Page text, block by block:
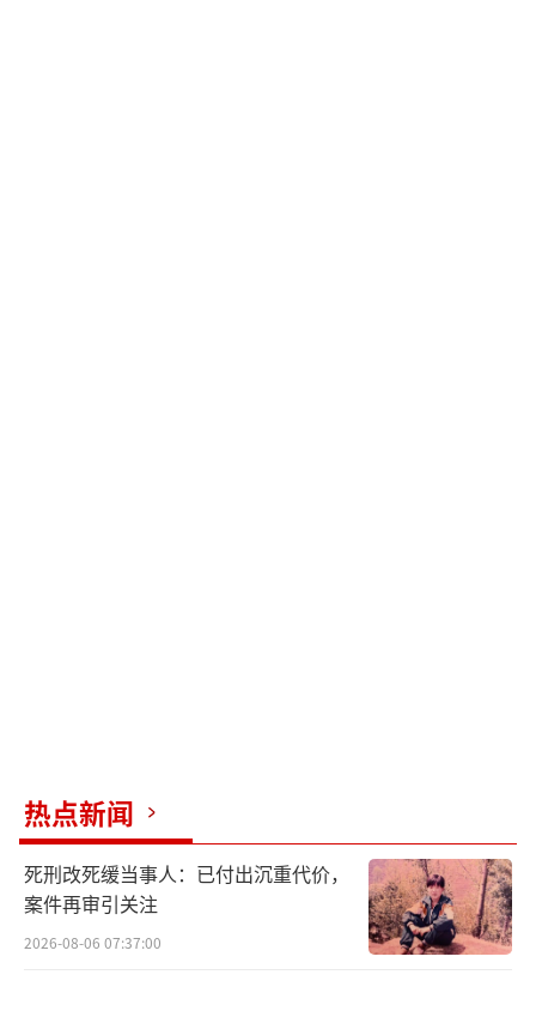
热点新闻
死刑改死缓当事人：已付出沉重代价，
案件再审引关注
2026-08-06 07:37:00